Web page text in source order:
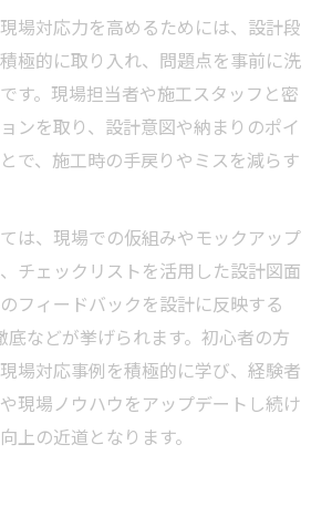
場対応力を高めるためには、設計段
極的に取り入れ、問題点を事前に洗
す。現場担当者や施工スタッフと密
ンを取り、設計意図や納まりのポイ
で、施工時の手戻りやミスを減らす
は、現場での仮組みやモックアップ
チェックリストを活用した設計図面
フィードバックを設計に反映する
底などが挙げられます。初心者の方
場対応事例を積極的に学び、経験者
現場ノウハウをアップデートし続け
上の近道となります。